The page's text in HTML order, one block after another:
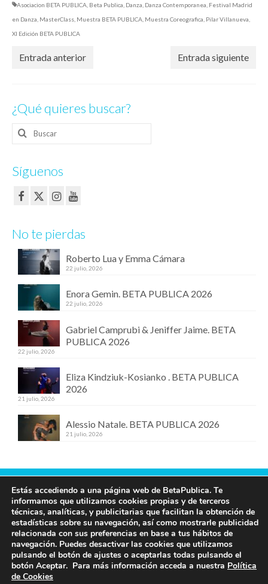
Asociacion BETA PUBLICA Beta Publica Danza Danza Contemporanea Festival Madrid
en Danza MasterClass Muestra BETA PUBLICA Muestra Coreografica Pilar Villanueva
XI Edición BETA PUBLICA
Entrada anterior Entrada siguiente
¿Qué quieres buscar?
Buscar
por:
Síguenos
No te pierdas
Roberto Lua y Emma Cámara
22 julio, 2026
Enora Gemin. BETA PUBLICA 2026
22 julio, 2026
Gabriel Camprubi & Jeniffer Jaime. BETA
PUBLICA 2026
22 julio, 2026
Eliza Kindziuk-Kosianko . BETA PUBLICA
2026
21 julio, 2026
Alessio Natale. BETA PUBLICA 2026
21 julio, 2026
Contacta con nosotros
609 19 97 00
info@betapublica.org
© Beta Publica -Aviso Legal y de privacidad
Estás accediendo a una página web de BetaPublica. Te
informamos que utilizamos cookies propias y de terceros
técnicas, analíticas, y publicitarias que facilitan la obtención de
estadísticas sobre su navegación, así como mostrarle publicidad
relacionada con sus preferencias en base a tus hábitos de
navegación. Puedes desactivar las cookies que utilizamos
pulsando el botón de ajustes o aceptarlas todas pulsando el
botón Aceptar. Para más información acceda a nuestra Política
de Cookies